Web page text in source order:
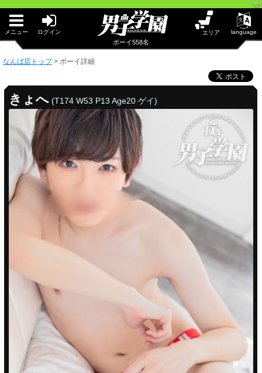
売り専(ウ
なんば店
メニュー ログイン エリア language
ボーイ558名
サテライト大宮
PUA'赤羽
PUA'八重洲
PUA'池袋
PUA'蒲田
PUA'羽田
PUA'吉祥寺
PUA四日市
PUA津
×閉じる
PUA和歌山
PUA奈良
PUA加古川
PUA姫路
×閉じる
PUA鹿児島
×閉じる
なんば店トップ> ボーイ詳細
きょへ (T174 W53 P13 Age20 ゲイ)